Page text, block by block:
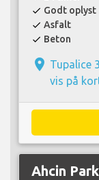
check Godt oplyst
check Asfalt
check Beton
place Tupalice
vis på
Ahcin